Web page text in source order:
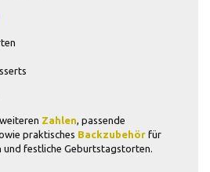
Zahlen, passende
praktisches Backzubehör für
und festliche Geburtstagstorten.